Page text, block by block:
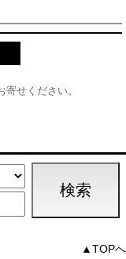
せください。
▲TOPへ